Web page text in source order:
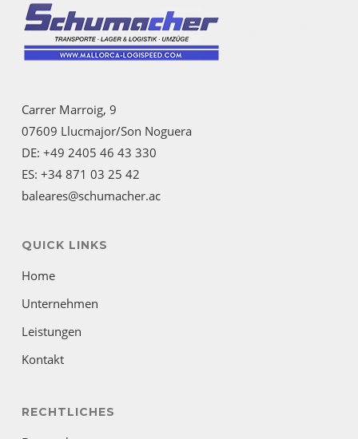
Carrer Marroig, 9
07609 Llucmajor/Son Noguera
DE: +49 2405 46 43 330
ES: +34 871 03 25 42
baleares@schumacher.ac
QUICK LINKS
Home
Unternehmen
Leistungen
Kontakt
RECHTLICHES